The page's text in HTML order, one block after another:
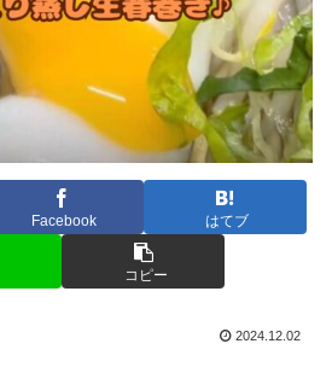
Facebook はてブ
コピー
2024.12.02